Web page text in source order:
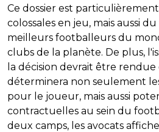
Ce dossier est
colossales en jeu, mais aussi
meilleurs footballeurs du
clubs de la planète. De plus,
la décision devrait être rendue
déterminera non seulement
pour le joueur, mais aussi
contractuelles au sein du
deux camps, les avocats